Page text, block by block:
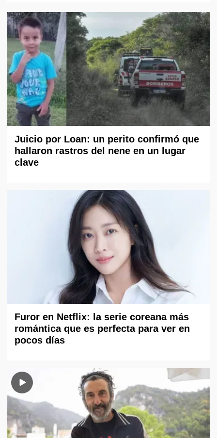
Juicio por Loan: un perito confirmó que
hallaron rastros del nene en un lugar
clave
Furor en Netflix: la serie coreana más
romántica que es perfecta para ver en
pocos días